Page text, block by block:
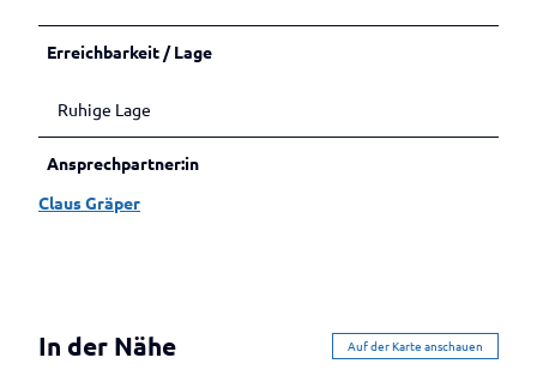
Erreichbarkeit / Lage
Ruhige Lage
Ansprechpartner:in
Claus Gräper
In der Nähe Auf der Karte anschauen